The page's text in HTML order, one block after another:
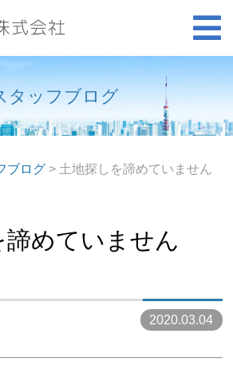
タッフブログ
ブログ> 土地探しを諦めていません
諦めていません
2020.03.04